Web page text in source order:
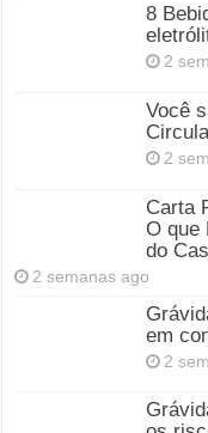
8
2
Você
2
Carta
O que
do
2 semanas ago
em
2